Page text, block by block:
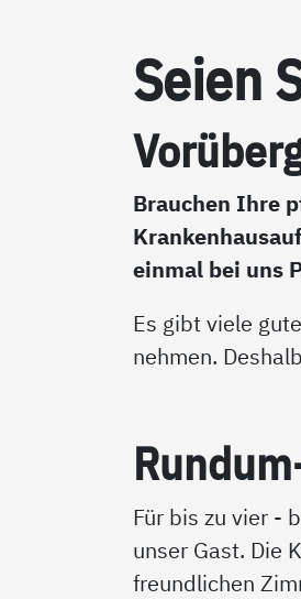
Sei­en
Brauchen Ihre
einmal bei uns
Es gibt viele
nehmen.
Für bis zu vier -
unser Gast. Die
freundlichen